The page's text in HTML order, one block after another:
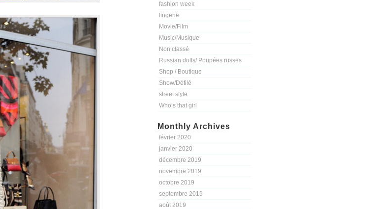
fashion week
lingerie
Movie/Film
Music/Musique
Non classé
Russian dolls/ Poupées russes
Shop / Boutique
Show/Défilé
street style
Who’s that girl
Monthly Archives
février 2020
janvier 2020
décembre 2019
novembre 2019
octobre 2019
septembre 2019
août 2019